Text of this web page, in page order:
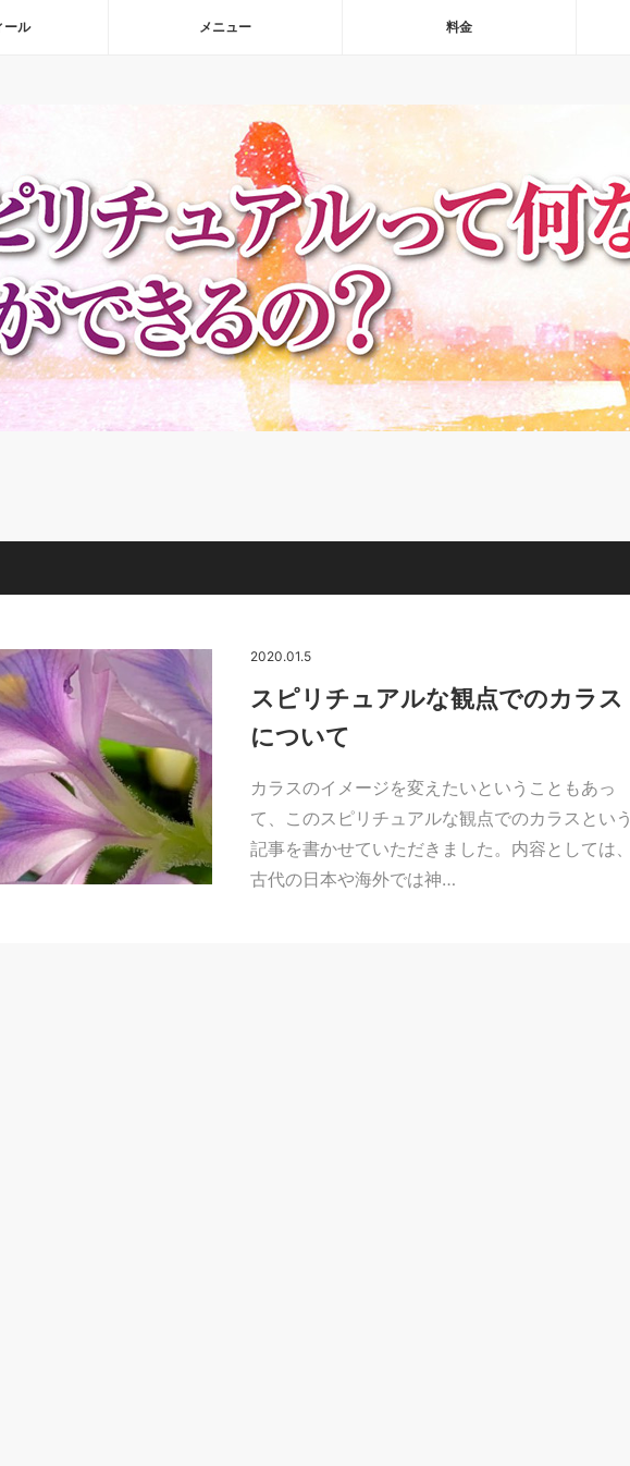
ール メニュー 料金
2020.01.5
スピリチュアルな観点でのカラス
について
カラスのイメージを変えたいということもあっ
て、このスピリチュアルな観点でのカラスという
記事を書かせていただきました。内容としては、
古代の日本や海外では神…